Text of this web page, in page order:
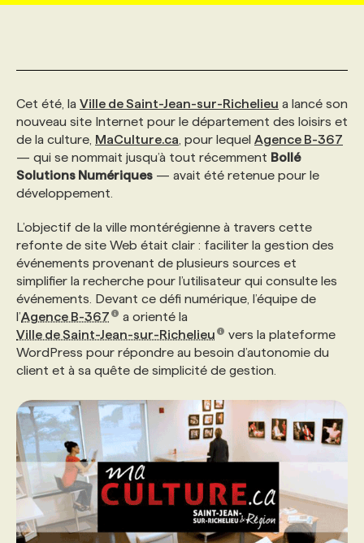
AFFAIRES DE L'INDUSTRIE
INITIATIVES NUMÉRIQUES
PRIX ET DISTINCTIONS
TENDANCES
WEB & MÉDIAS SOCIAUX
MARKETING DURABLE
GEO/SEO
ÉVÉNEMENTIEL
NOS AUTEUR‧RICES
INFOLETTRE PUBLICITÉ
ANNONCEZ AVEC NOUS
CONSULTER LA CVTHÈQUE
PROFIL ENTREPRISE
FAQ
ANNONCEZ AVEC NOUS
VOIR LES OFFRES
PROFIL CANDIDAT
FAQ
ANNONCEZ AVEC NOUS
NOS FORMATIONS EN LIGNE
NOS PARCOURS DE FORMATIONS
FORMATIONS PERSONNALISÉES
NOS FORMATEUR‧RICES
POURQUOI CHOISIR NOS FORMATIONS
NOS TARIFS
PROGRAMMES DE SUBVENTIONS
FAQ
ANNONCEZ AVEC NOUS
CHASSE DE TÊTE
SERVICE DE CHASSE DE TÊTE
NOS TARIFS
NOS EXPERTISES
FAQ
ANNONCEZ AVEC NOUS
Cet été, la Ville de Saint-Jean-sur-Richelieu a lancé son
nouveau site Internet pour le département des loisirs et
de la culture, MaCulture.ca , pour lequel Agence B-367
— qui se nommait jusqu’à tout récemment Bollé
Solutions Numériques — avait été retenue pour le
développement.
L’objectif de la ville montérégienne à travers cette
refonte de site Web était clair : faciliter la gestion des
événements provenant de plusieurs sources et
simplifier la recherche pour l’utilisateur qui consulte les
événements. Devant ce défi numérique, l’équipe de
l’Agence B-367
a orienté la
Ville de Saint-Jean-sur-Richelieu
vers la plateforme
WordPress pour répondre au besoin d’autonomie du
client et à sa quête de simplicité de gestion.